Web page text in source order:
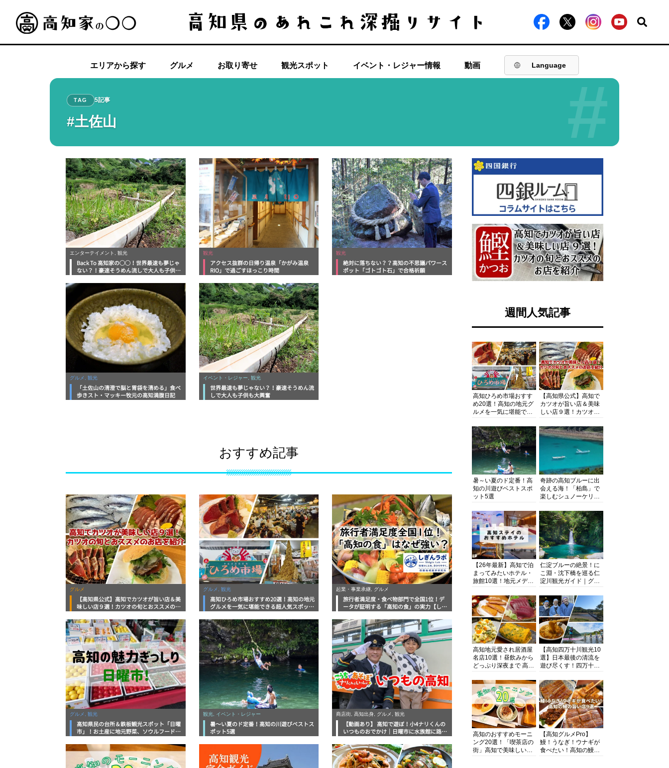
エリアから探す グルメ お取り寄せ 観光スポット イベント・レジャー情報 動画 Language
#
TAG 5記事
#土佐山
エンターテイメント, 観光
Back To 高知家の◯◯！世界最速も夢じゃ
ない？！豪速そうめん流しで大人も子供も
観光
アクセス抜群の日帰り温泉「かがみ温泉
RIO」で過ごすほっこり時間
観光
絶対に落ちない？？高知の不思議パワース
ポット「ゴトゴト石」で合格祈願
グルメ, 観光
「土佐山の清澄で脳と胃袋を清める」食べ
歩きスト・マッキー牧元の高知満腹日記
イベント・レジャー, 観光
世界最速も夢じゃない？！豪速そうめん流
しで大人も子供も大興奮
おすすめ記事
グルメ
【高知県公式】高知でカツオが旨い店＆美
味しい店９選！カツオの旬とおススメのお
グルメ, 観光
高知ひろめ市場おすすめ20選！高知の地元
グルメを一気に堪能できる超人気スポット
起業・事業承継, グルメ
旅行者満足度・食べ物部門で全国1位！デ
ータが証明する「高知の食」の実力【しぎ
グルメ, 観光
高知県民の台所＆鉄板観光スポット「日曜
市」！お土産に地元野菜、ソウルフードま
底解説！
観光, イベント・レジャー
暑～い夏のド定番！高知の川遊びベストス
ポット5選
商店街, 高知出身, グルメ, 観光
【動画あり】 高知で遊ぼ！小4ナリくんの
いつものおでかけ｜日曜市に水族館に路面
週間人気記事
高知ひろめ市場おすす
め20選！高知の地元グ
ルメを一気に堪能でき
底解剖
【高知県公式】高知で
カツオが旨い店＆美味
しい店９選！カツオの
紹介
暑～い夏のド定番！高
知の川遊びベストスポ
ット5選
奇跡の高知ブルーに出
会える海！「柏島」で
楽しむシュノーケリン
浴にキャンプまで透明
度抜群の海の楽園を徹
底紹介
【26年最新】高知で泊
まってみたいホテル・
旅館10選！地元メディ
厳選
仁淀ブルーの絶景！に
こ淵・沈下橋を巡る仁
淀川観光ガイド｜グル
まで完全網羅！
高知地元愛され居酒屋
名店10選！昼飲みから
どっぷり深夜まで 高知
知グルメPro】
【高知四万十川観光10
選】日本最後の清流を
遊び尽くす！四万十川
を網羅したおすすめガ
イド
高知のおすすめモーニ
ング20選！「喫茶店の
街」高知で美味しい喫
【高知グルメPro】
鰻！うなぎ！ウナギが
食べたい！高知の鰻の